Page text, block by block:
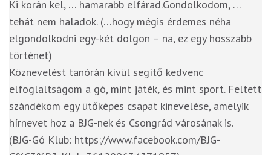
Ki korán kel, … hamarabb elfárad.Gondolkodom, …
tehát nem haladok. (…hogy mégis érdemes néha
elgondolkodni egy-két dolgon – na, ez egy hosszabb
történet)
Köznevelést tanórán kívül segítő kedvenc
elfoglaltságom a gó, mint játék, és mint sport. Feltett
szándékom egy ütőképes csapat kinevelése, amelyik
hírnevet hoz a BJG-nek és Csongrád városának is.
(BJG-Gó Klub: https://www.facebook.com/BJG-